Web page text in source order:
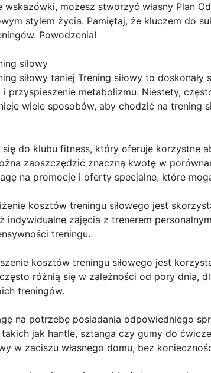
wskazówki, możesz stworzyć własny Plan
stylem życia. Pamiętaj, że kluczem do
Powodzenia!
siłowy
siłowy taniej Trening siłowy to
i przyspieszenie metabolizmu. Niestety,
wiele sposobów, aby chodzić na trening
do klubu fitness, który oferuje korzystne
zaoszczędzić znaczną kwotę w
na promocje i oferty specjalne, które
kosztów treningu siłowego jest
indywidualne zajęcia z trenerem
treningu.
kosztów treningu siłowego jest
różnią się w zależności od pory dnia,
treningów.
na potrzebę posiadania odpowiedniego
jak hantle, sztanga czy gumy do
w zaciszu własnego domu, bez